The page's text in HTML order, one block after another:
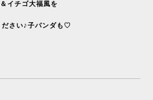
イチゴ大福風を
ださい♪子パンダも♡